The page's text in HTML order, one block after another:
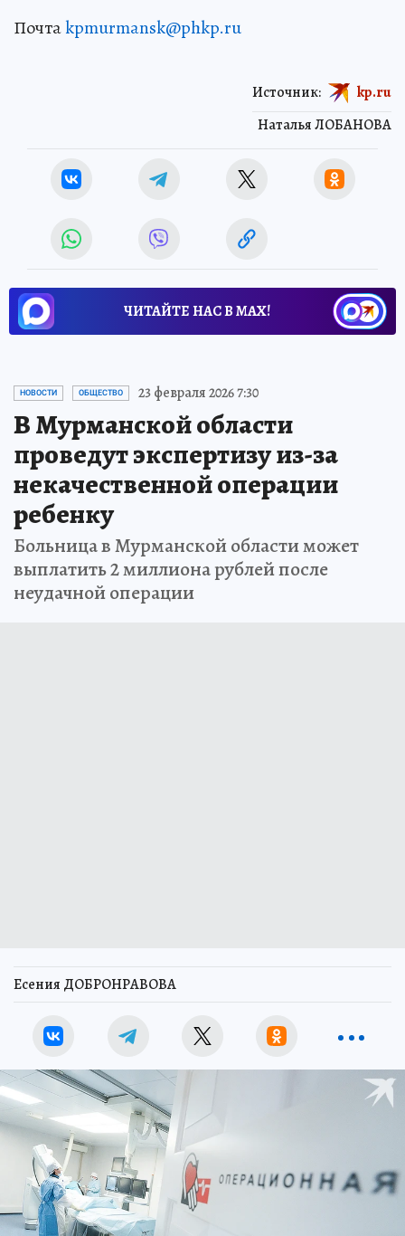
Почтаkpmurmansk@phkp.ru
Наталья ЛОБАНОВА
Источник: kp.ru
ЧИТАЙТЕ НАС В МАХ!
НОВОСТИ ОБЩЕСТВО 23 февраля 2026 7:30
В Мурманской области
проведут экспертизу из-за
некачественной операции
ребенку
Больница в Мурманской области может
выплатить 2 миллиона рублей после
неудачной операции
Есения ДОБРОНРАВОВА